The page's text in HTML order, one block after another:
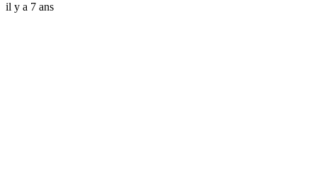
il y a 7 ans